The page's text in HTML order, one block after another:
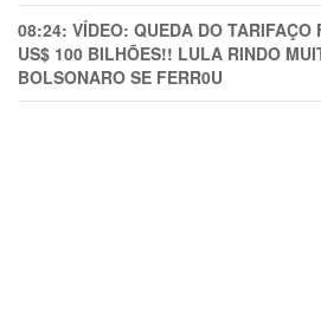
08:24: VÍDEO: QUEDA DO TARIFAÇO
US$ 100 BILHÕES!! LULA RINDO
BOLSONARO SE FERR0U